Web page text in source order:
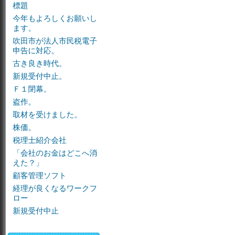
標題
今年もよろしくお願いし
ます。
吹田市が法人市民税電子
申告に対応。
古き良き時代。
新規受付中止。
Ｆ１閉幕。
盗作。
取材を受けました。
株価。
税理士紹介会社
「会社のお金はどこへ消
えた？」
顧客管理ソフト
経理が良くなるワークフ
ロー
新規受付中止